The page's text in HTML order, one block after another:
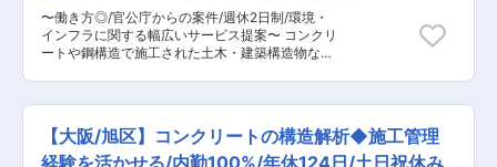
けを行い、年に2回の業界一斉ノー残業デーも主
導しています。 ■企業魅力 国内外に貢献する業
界シェアトップクラスの「技術・知識集団」であ
ンサルタント業界のリーディングカンパニー。 都
市・地域計画、環境、道路、鉄道、河川、上下水
維持管理に、卓越した技術と柔軟な頭脳をもって
応え、日本経済の発展に伴い多くのプロジェクト
の特徴： ・営業担当や工事部署との連携しながら
業務を行います。 ・手掛ける物件は自社施工／他
社施工問わず対応します。小規模な商業施設（カ
ーショップ等）からマンション、工場など中大規
模まで様々なものを手掛けることができます。 ・
画の作成となります。現場へ出向くこともありま
すが主に内勤業務が中心となります。 ■組織・担
〜働き方◎/官公庁からの案件/週休2日制/環境・
インフラに関する幅広いサービス提案〜 コンクリ
ートや鋼構造で施工された土木・建築構造物な
・土木・建築構造物の点検・調査・診断 ・補修設
計の実施 ・長寿命化計画の作成 ・顧客との打合
せ ・現地調査計画・提案 ・結果の整理および報
告書の作成 など 《案件例》 橋梁点検／トンネ
【大阪/旭区】コンクリートの構造解析◆施工管理
経験を活かせる/内勤100%/年休124日/土日祝休み